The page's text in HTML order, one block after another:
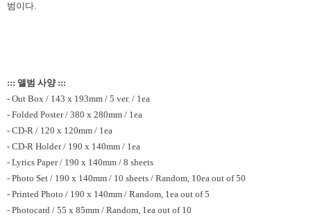
범이다.
::: 앨범 사양 :::
- Out Box / 143 x 193mm / 5 ver. / 1ea
- Folded Poster / 380 x 280mm / 1ea
- CD-R / 120 x 120mm / 1ea
- CD-R Holder / 190 x 140mm / 1ea
- Lyrics Paper / 190 x 140mm / 8 sheets
- Photo Set / 190 x 140mm / 10 sheets / Random, 10ea out of 50
- Printed Photo / 190 x 140mm / Random, 1ea out of 5
- Photocard / 55 x 85mm / Random, 1ea out of 10